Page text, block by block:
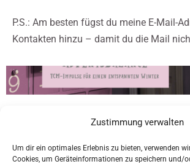
Zustimmung verwalten
Um dir ein optimales Erlebnis zu bieten, verwenden
Cookies, um Geräteinformationen zu speichern und/
P.S.: Am besten fügst du meine E-Mail-
Kontakten hinzu – damit du die Mail